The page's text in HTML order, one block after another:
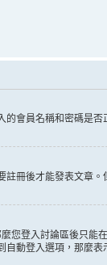
會員名稱和密碼是
冊後才能發表文章
您登入討論區後只能
動登入選項，那麼表